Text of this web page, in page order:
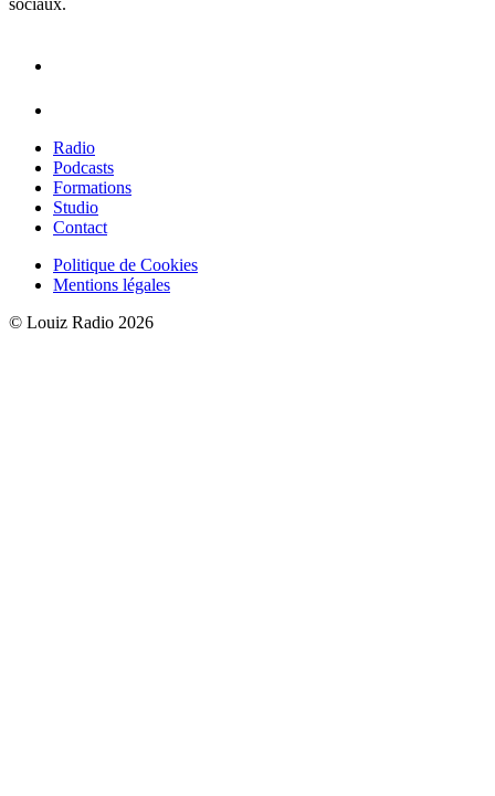
Radio
Podcasts
Formations
Studio
Contact
Politique de Cookies
Mentions légales
© Louiz Radio 2026